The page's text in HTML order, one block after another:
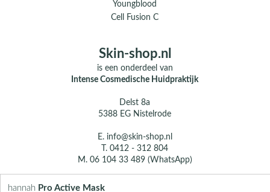
hannah Pro Active Mask
Youngblood
Cell Fusion C
Skin-shop.nl
is een onderdeel van
Intense Cosmedische Huidpraktijk
Delst 8a
5388 EG Nistelrode
E. info@skin-shop.nl
T.0412 - 312 804
M. 06 104 33 489 (WhatsApp)